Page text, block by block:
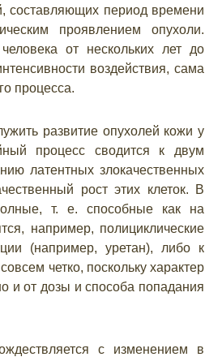
составляющих период времени
проявлением опухоли.
от нескольких лет до
воздействия, сама
процесса.
развитие опухолей кожи у
процесс сводится к двум
латентных злокачественных
рост этих клеток. В
т. е. способные как на
например, полициклические
(например, уретан), либо к
четко, поскольку характер
и от дозы и способа попадания
с изменением в